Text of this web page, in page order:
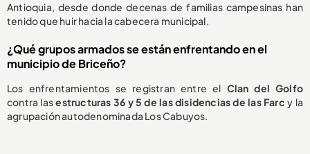
Antioquia, desde donde decenas de familias campesinas han
tenido que huir hacia la cabecera municipal.
¿Qué grupos armados se están enfrentando en el
municipio de Briceño?
Los enfrentamientos se registran entre el Clan del Golfo
contra lasestructuras 36 y 5 de las disidencias de las Farc y la
agrupación autodenominada Los Cabuyos.